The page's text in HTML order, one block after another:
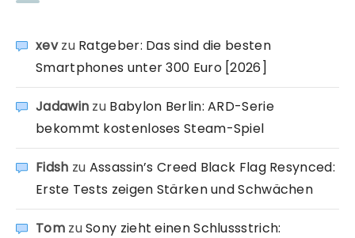
xevzu Ratgeber: Das sind die besten
Smartphones unter 300 Euro [2026]
Jadawin zu Babylon Berlin: ARD-Serie
bekommt kostenloses Steam-Spiel
Fidsh zu Assassin’s Creed Black Flag Resynced:
Erste Tests zeigen Stärken und Schwächen
TomzuSony zieht einen Schlussstrich: